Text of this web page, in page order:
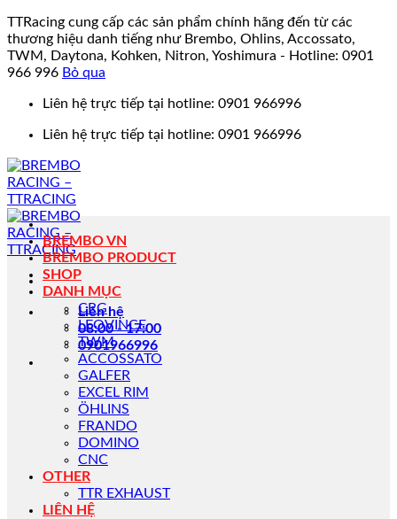
TTRacing cung cấp các sản phẩm chính hãng đến từ các
thương hiệu danh tiếng như Brembo, Ohlins, Accossato,
TWM, Daytona, Kohken, Nitron, Yoshimura - Hotline: 0901
966 996 Bỏ qua
Liên hệ trực tiếp tại hotline: 0901 966996
Liên hệ trực tiếp tại hotline: 0901 966996
Liên hệ
08:00 - 17:00
0901966996
BREMBO VN
BREMBO PRODUCT
SHOP
DANH MỤC
CRG
LEOVINCE
TWM
ACCOSSATO
GALFER
EXCEL RIM
ÖHLINS
FRANDO
DOMINO
CNC
OTHER
TTR EXHAUST
LIÊN HỆ